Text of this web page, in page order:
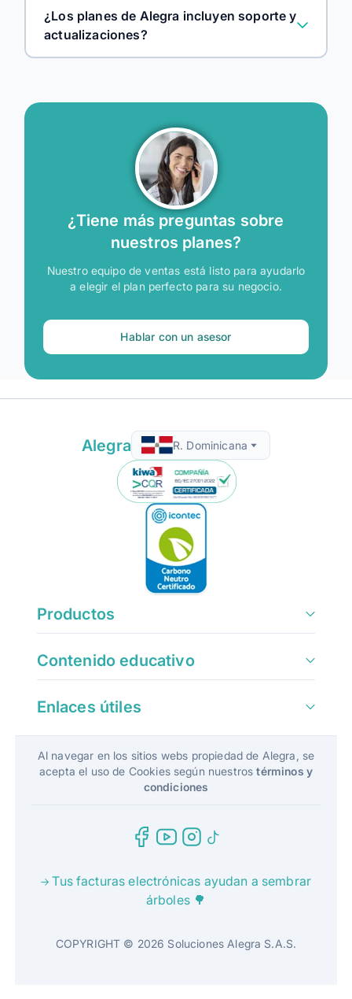
¿Los planes de Alegra incluyen soporte y
actualizaciones?
¿Tiene más preguntas sobre
nuestros planes?
Nuestro equipo de ventas está listo para ayudarlo
a elegir el plan perfecto para su negocio.
Hablar con un asesor
Alegra R. Dominicana
Productos
Contenido educativo
Enlaces útiles
Al navegar en los sitios webs propiedad de Alegra, se
acepta el uso de Cookies según nuestrostérminos y
condiciones
Tus facturas electrónicas ayudan a sembrar
árboles 🌳
COPYRIGHT © 2026 Soluciones Alegra S.A.S.